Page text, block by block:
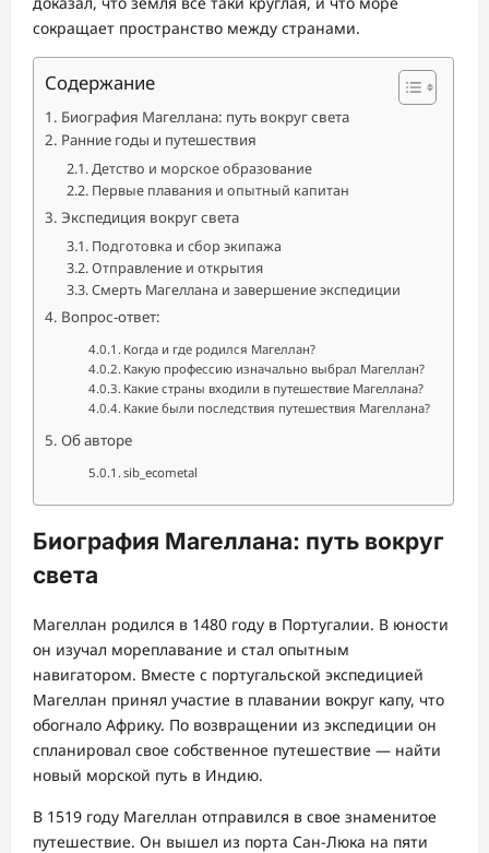
сокращает пространство между странами.
Содержание
Биография Магеллана: путь вокруг света
Ранние годы и путешествия
Детство и морское образование
Первые плавания и опытный капитан
Экспедиция вокруг света
Подготовка и сбор экипажа
Отправление и открытия
Смерть Магеллана и завершение экспедиции
Вопрос-ответ:
Когда и где родился Магеллан?
Какую профессию изначально выбрал Магеллан?
Какие страны входили в путешествие Магеллана?
Какие были последствия путешествия Магеллана?
Об авторе
sib_ecometal
Биография Магеллана: путь вокруг
света
Магеллан родился в 1480 году в Португалии. В юности
он изучал мореплавание и стал опытным
навигатором. Вместе с португальской экспедицией
Магеллан принял участие в плавании вокруг капу, что
обогнало Африку. По возвращении из экспедиции он
спланировал свое собственное путешествие — найти
новый морской путь в Индию.
В 1519 году Магеллан отправился в свое знаменитое
путешествие. Он вышел из порта Сан-Люка на пяти